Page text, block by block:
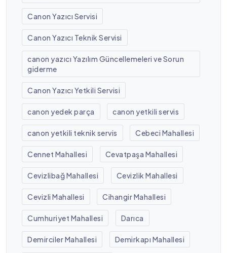
Canon Yazıcı Servisi
Canon Yazıcı Teknik Servisi
canon yazıcı Yazılım Güncellemeleri ve Sorun
giderme
Canon Yazıcı Yetkili Servisi
canon yedek parça canon yetkili servis
canon yetkili teknik servis Cebeci Mahallesi
Cennet Mahallesi Cevatpaşa Mahallesi
Cevizlibağ Mahallesi Cevizlik Mahallesi
Cevizli Mahallesi Cihangir Mahallesi
Cumhuriyet Mahallesi Darıca
Demirciler Mahallesi Demirkapı Mahallesi